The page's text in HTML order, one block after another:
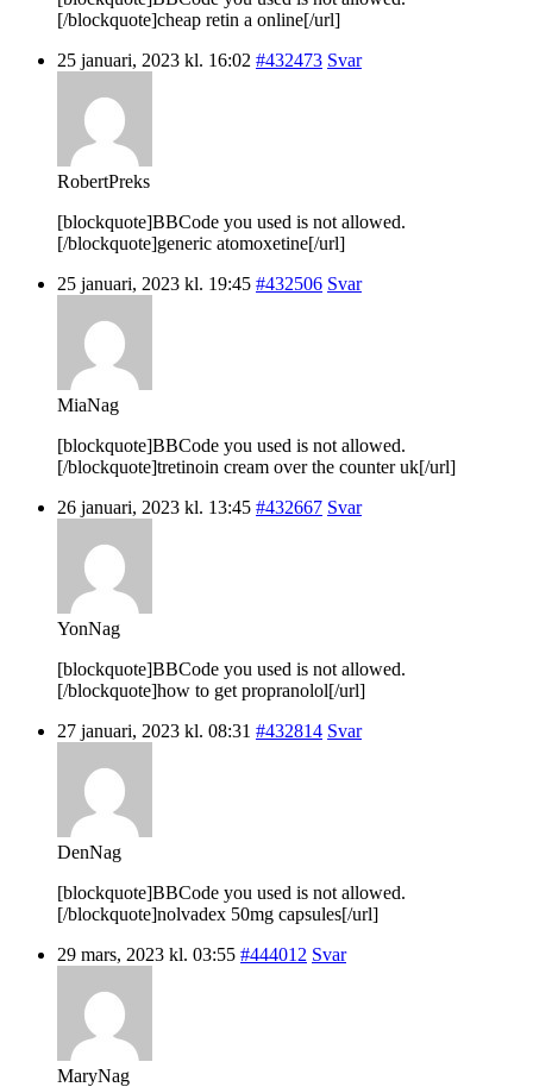
[/blockquote]cheap retin a online[/url]
25 januari, 2023 kl. 16:02 #432473 Svar
RobertPreks
[blockquote]BBCode you used is not allowed.
[/blockquote]generic atomoxetine[/url]
25 januari, 2023 kl. 19:45 #432506 Svar
MiaNag
[blockquote]BBCode you used is not allowed.
[/blockquote]tretinoin cream over the counter uk[/url]
26 januari, 2023 kl. 13:45 #432667 Svar
YonNag
[blockquote]BBCode you used is not allowed.
[/blockquote]how to get propranolol[/url]
27 januari, 2023 kl. 08:31 #432814 Svar
DenNag
[blockquote]BBCode you used is not allowed.
[/blockquote]nolvadex 50mg capsules[/url]
29 mars, 2023 kl. 03:55 #444012 Svar
MaryNag